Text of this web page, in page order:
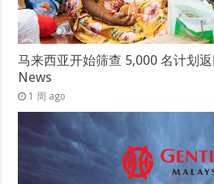
马来西亚开始筛查 5,000 名计划
News
1 周 ago